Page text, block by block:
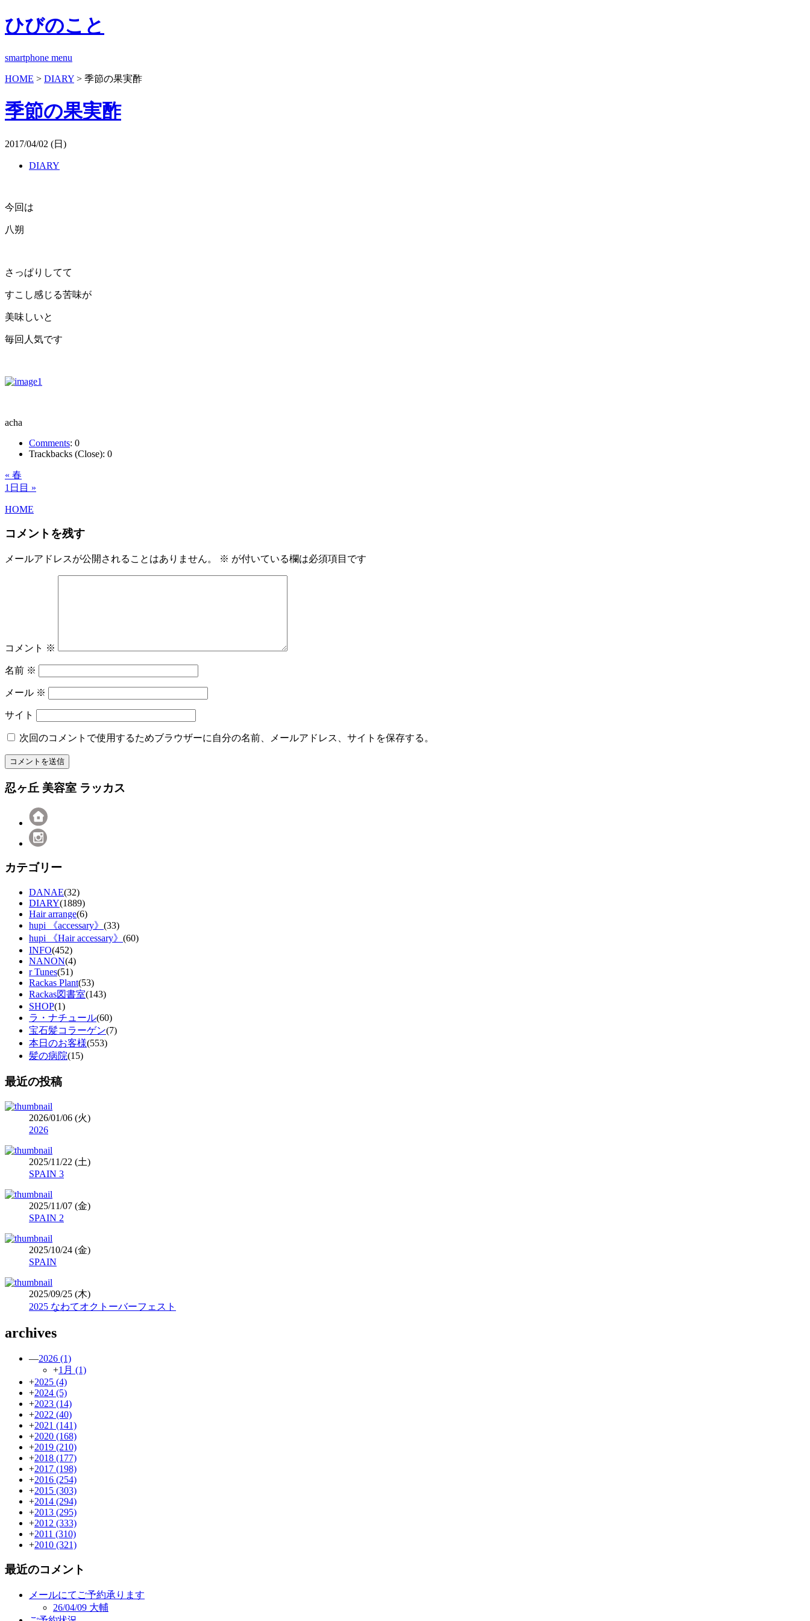
ひびのこと
smartphone menu
HOME > DIARY > 季節の果実酢
季節の果実酢
2017/04/02 (日)
DIARY
今回は
八朔
さっぱりしてて
すこし感じる苦味が
美味しいと
毎回人気です
acha
Comments: 0
Trackbacks (Close): 0
« 春
1日目 »
HOME
コメントを残す
メールアドレスが公開されることはありません。 ※ が付いている欄は必須項目です
コメント ※
名前 ※
メール ※
サイト
次回のコメントで使用するためブラウザーに自分の名前、メールアドレス、サイトを保存する。
忍ヶ丘 美容室 ラッカス
カテゴリー
DANAE(32)
DIARY(1889)
Hair arrange(6)
hupi 《accessary》 (33)
hupi 《Hair accessary》 (60)
INFO(452)
NANON(4)
r Tunes(51)
Rackas Plant(53)
Rackas図書室(143)
SHOP(1)
ラ・ナチュール(60)
宝石髪コラーゲン(7)
本日のお客様(553)
髪の病院(15)
最近の投稿
2026/01/06 (火)
2026
2025/11/22 (土)
SPAIN 3
2025/11/07 (金)
SPAIN 2
2025/10/24 (金)
SPAIN
2025/09/25 (木)
2025 なわてオクトーバーフェスト
archives
—2026 (1)
+1月 (1)
+2025 (4)
+2024 (5)
+2023 (14)
+2022 (40)
+2021 (141)
+2020 (168)
+2019 (210)
+2018 (177)
+2017 (198)
+2016 (254)
+2015 (303)
+2014 (294)
+2013 (295)
+2012 (333)
+2011 (310)
+2010 (321)
最近のコメント
メールにてご予約承ります
26/04/09 大輔